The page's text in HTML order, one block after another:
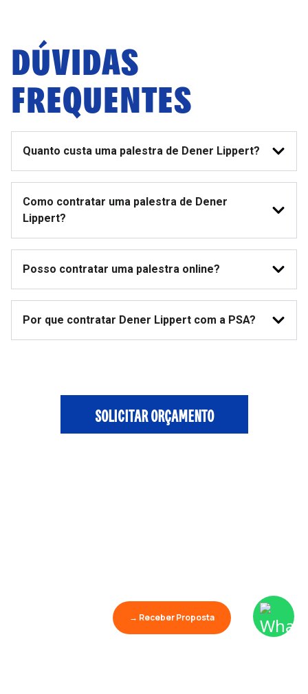
DÚVIDAS
FREQUENTES
Quanto custa uma palestra de Dener Lippert?
Como contratar uma palestra de Dener
Lippert?
Posso contratar uma palestra online?
Por que contratar Dener Lippert com a PSA?
SOLICITAR ORÇAMENTO
→ Receber Proposta